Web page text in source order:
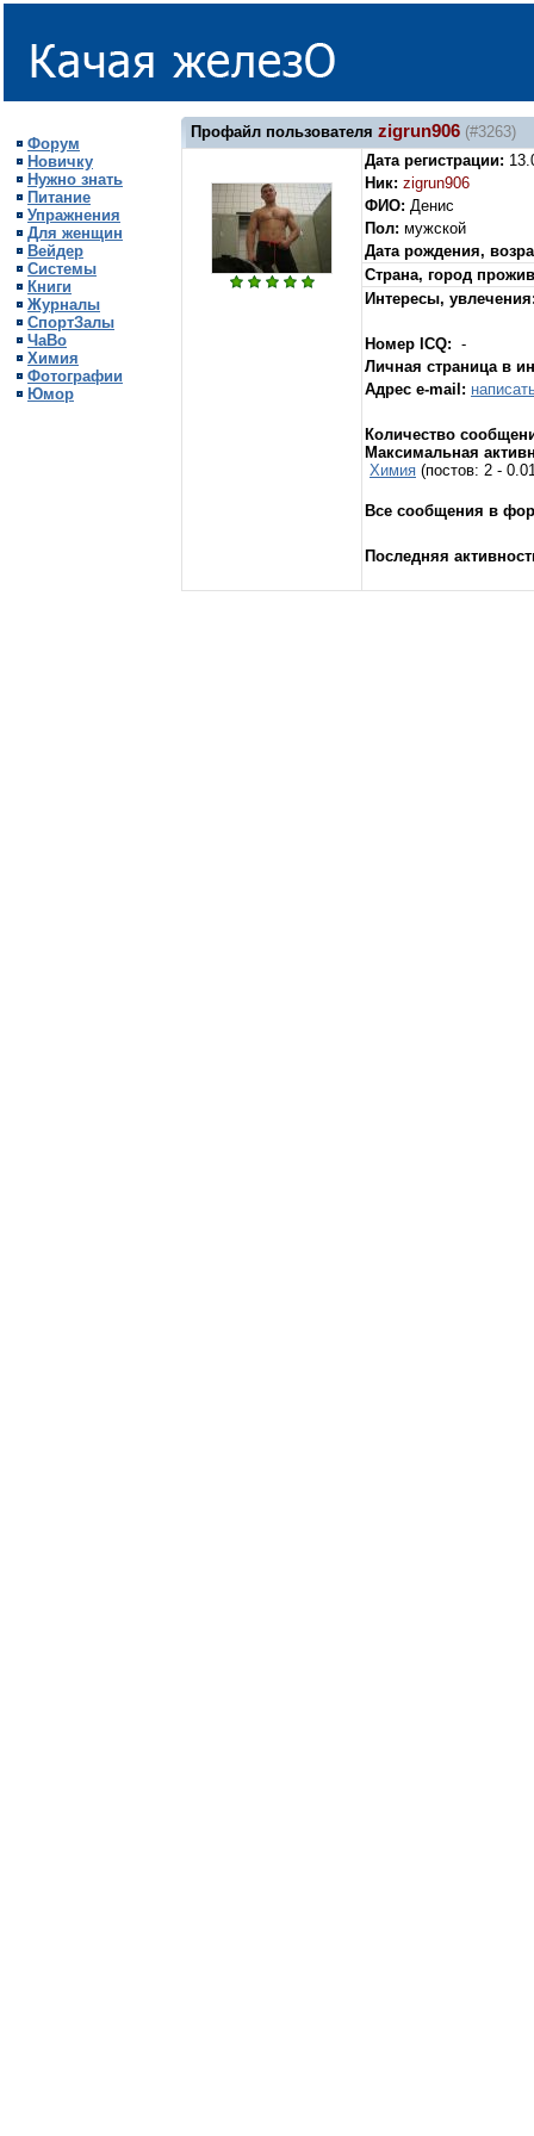
Форум
Новичку
Нужно знать
Питание
Упражнения
Для женщин
Вейдер
Системы
Книги
Журналы
СпортЗалы
ЧаВо
Химия
Фотографии
Юмор
Профайл пользователя zigrun906 (#3263)
Дата регистрации:
Ник: zigrun906
ФИО: Денис
Пол: мужской
Дата рождения,
Страна, город
Интересы,
Номер ICQ: -
Личная страница в
Адрес e-mail:
Количество
Максимальная
Химия (постов: 2 -
Все сообщения в
Последняя